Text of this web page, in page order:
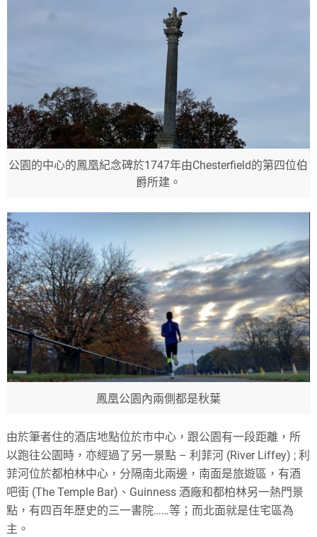
公園的中心的鳳凰紀念碑於1747年由Chesterfield的第四位伯
爵所建。
鳳凰公園內兩側都是秋葉
由於筆者住的酒店地點位於市中心，跟公園有一段距離，所
以跑往公園時，亦經過了另一景點 – 利菲河 (River Liffey) ; 利
菲河位於都柏林中心，分隔南北兩邊，南面是旅遊區，有酒
吧街 (The Temple Bar)、Guinness 酒廠和都柏林另一熱門景
點，有四百年歷史的三一書院……等；而北面就是住宅區為
主。